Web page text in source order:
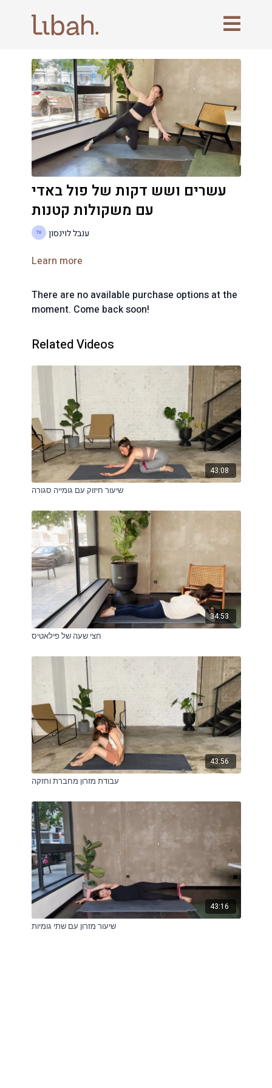
עשרים ושש דקות של פול באדי
עם משקולות קטנות
ענבל לוינסון
Learn more
There are no available purchase options at the
moment. Come back soon!
Related Videos
43:08
שיעור חיזוק עם גומייה סגורה
34:53
חצי שעה של פילאטיס
43:56
עבודת מזרון מחברת וחזקה
43:16
שיעור מזרון עם שתי גומיות